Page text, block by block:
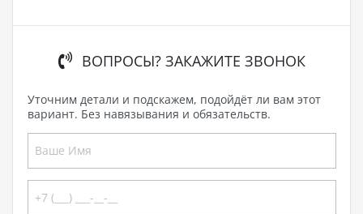
ВОПРОСЫ? ЗАКАЖИТЕ ЗВОНОК
Уточним детали и подскажем, подойдёт ли вам этот
вариант. Без навязывания и обязательств.